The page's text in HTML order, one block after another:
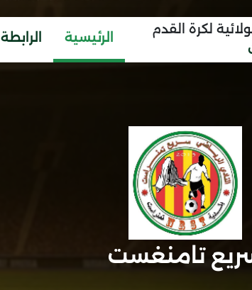
لكرة القدم
الرئيسية الرابطة
تامنغست